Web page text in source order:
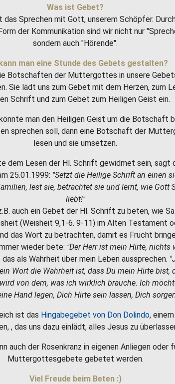
Was ist Gebet?
das Sprechen mit Gott, unserem Schöpfer.
der Kommunikation sind wir nicht nur
sondern auch "Hörende".
man eine Stunde des Gebets gestalten?
Botschaften der Muttergottes in unsere
Sie lädt uns zum Gebet mit dem Herzen, zum
Schrift und zum Gebet zum Heiligen Geist ein.
man den Heiligen Geist um die Botschaft
sprechen soll, dann eine Botschaft der
lesen und sie umsetzen.
dem Lesen der Hl. Schrift gewidmet sein, sagt
25.01.1999: "Setzt die Heilige Schrift an einen
lest sie, betrachtet sie und lernt, wie Gott
liebt!"
auch ein Gebet der Hl. Schrift zu beten, wie
(Weisheit 9,1-6. 9-11) im Alten Testament
das Wort zu betrachten, damit es Frucht
wieder bete: "Der Herr ist mein Hirte, nichts
das als Wahrheit über mein Leben aussprechen.
Wort die Wahrheit ist, dass Du mein Hirte bist,
von dem, was ich wirklich brauche. Ich
Hand legen, Dich Hirte sein lassen, Dich
ist das Hingabegebet von Don Dolindo,
, das uns dazu einlädt, alles Jesus zu
auch der Rosenkranz in eigenen Anliegen oder
Muttergottesgebete gebetet werden.
Viel Freude beim Beten :)